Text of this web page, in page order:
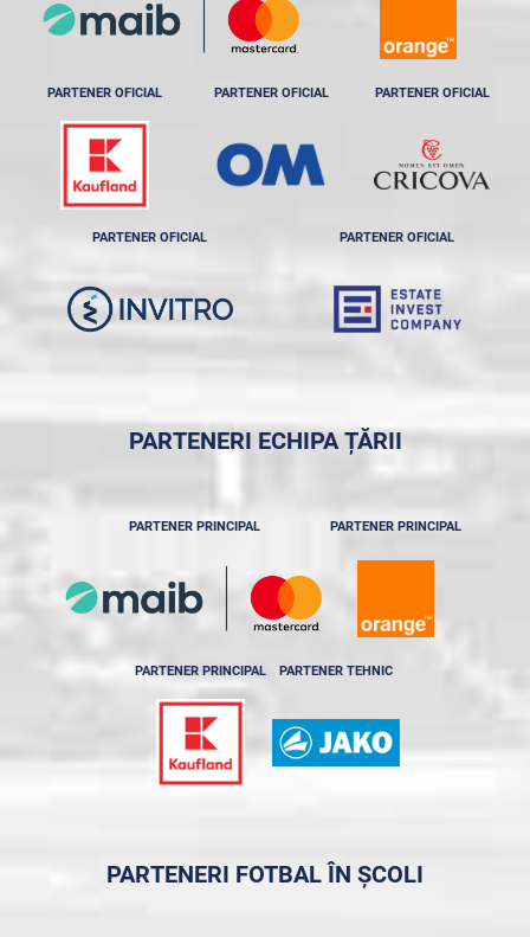
PARTENER OFICIAL PARTENER OFICIAL PARTENER OFICIAL
PARTENER OFICIAL PARTENER OFICIAL
PARTENERI ECHIPA ȚĂRII
PARTENER PRINCIPAL PARTENER PRINCIPAL
PARTENER PRINCIPAL PARTENER TEHNIC
PARTENERI FOTBAL ÎN ȘCOLI